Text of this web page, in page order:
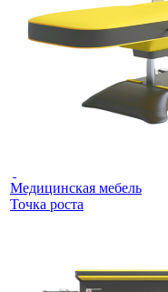
Медицинская мебель
Точка роста